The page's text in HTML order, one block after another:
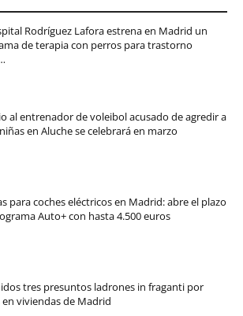
Rodríguez Lafora estrena en Madrid un
de terapia con perros para trastorno
al entrenador de voleibol acusado de agredir a
en Aluche se celebrará en marzo
para coches eléctricos en Madrid: abre el plazo
Auto+ con hasta 4.500 euros
tres presuntos ladrones in fraganti por
viviendas de Madrid